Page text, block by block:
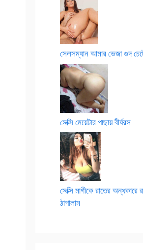
সেলসম্যান আমার ভেজা গুদ
সেক্সি মেয়েটার পাছায় বীর্যরস
সেক্সি মাগীকে রাতের অন্ধকারে
ঠাপালাম